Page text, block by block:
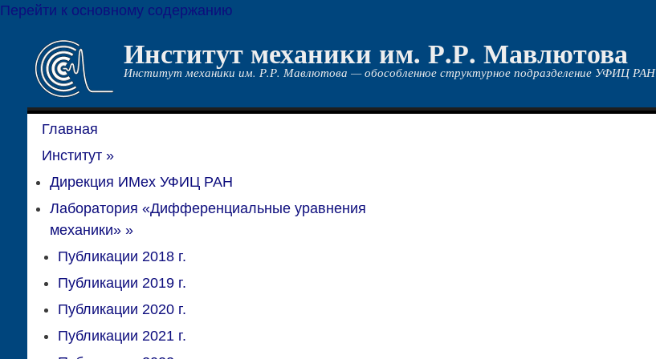
Перейти к основному содержанию
Институт механики им. Р.Р. Мавлютова
Институт механики им. Р.Р. Мавлютова — обособленное структурное подразделение УФИЦ РАН
Главная
Институт»
Дирекция ИМех УФИЦ РАН
Лаборатория «Дифференциальные уравнения
механики»»
Публикации 2018 г.
Публикации 2019 г.
Публикации 2020 г.
Публикации 2021 г.